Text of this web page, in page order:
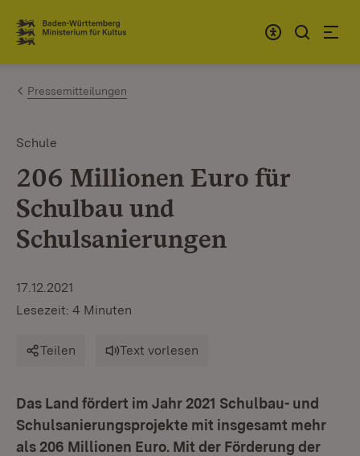
Zum Inhalt springen
Link zur Startseite
Pressemitteilungen
Schule
206 Millionen Euro für
Schulbau und
Schulsanierungen
17.12.2021
Lesezeit: 4 Minuten
Teilen Text vorlesen
Das Land fördert im Jahr 2021 Schulbau- und
Schulsanierungsprojekte mit insgesamt mehr
als 206 Millionen Euro. Mit der Förderung der